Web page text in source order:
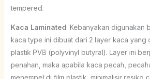
tempered.
Kaca Laminated: Kebanyakan digunakan
kaca type ini dibuat dari 2 layer kaca yang
plastik PVB (polyvinyl butyral). Layer ini
penahan, maka apabila kaca pecah,
menempel di film plastik, minimalisir resiko